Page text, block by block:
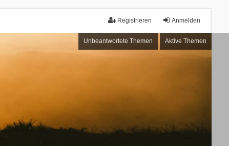
Anmelden
Registrieren
Unbeantwortete Themen Aktive Themen